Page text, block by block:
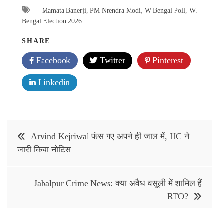
Mamata Banerji, PM Nrendra Modi, W Bengal Poll, W.
Bengal Election 2026
SHARE
Facebook Twitter Pinterest
Linkedin
Post
navigation
Arvind Kejriwal फंस गए अपने ही जाल में, HC ने
जारी किया नोटिस
Jabalpur Crime News: क्या अवैध वसूली में शामिल हैं
RTO?